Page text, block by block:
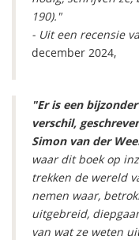
190)."
- Uit een recensie
december 2024,
"Er is een
verschil,
Simon van der
waar dit boek op
trekken de wereld
nemen waar,
uitgebreid,
van wat ze weten